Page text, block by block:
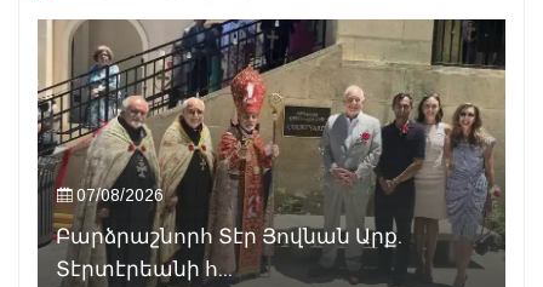
07/08/2026
Բարձրաշնորհ Տէր Յովնան Արք.
Տէրտէրեանի հ...